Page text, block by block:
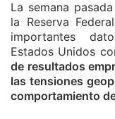
La semana
la Reserva
importantes
Estados Unidos
de resultados
las tensiones
comportamiento